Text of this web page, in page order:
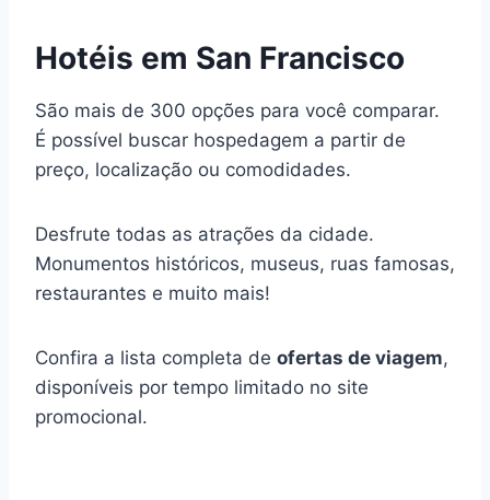
Hotéis em San Francisco
São mais de 300 opções para você comparar.
É possível buscar hospedagem a partir de
preço, localização ou comodidades.
Desfrute todas as atrações da cidade.
Monumentos históricos, museus, ruas famosas,
restaurantes e muito mais!
Confira a lista completa de ofertas de viagem,
disponíveis por tempo limitado no site
promocional.